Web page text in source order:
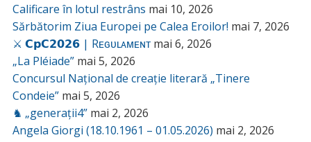
Calificare în lotul restrâns mai 10, 2026
Sărbătorim Ziua Europei pe Calea Eroilor! mai 7, 2026
⚔️ 𝗖𝗽𝗖𝟮𝟬𝟮𝟲 | Rᴇɢᴜʟᴀᴍᴇɴᴛ mai 6, 2026
„La Pléiade” mai 5, 2026
Concursul Național de creație literară „Tinere
Condeie” mai 5, 2026
♞ „generații4” mai 2, 2026
Angela Giorgi (18.10.1961 – 01.05.2026) mai 2, 2026